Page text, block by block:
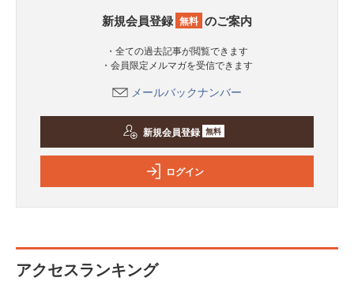
新規会員登録 無料 のご案内
・全ての過去記事が閲覧できます
・会員限定メルマガを受信できます
メールバックナンバー
新規会員登録 無料
ログイン
アクセスランキング